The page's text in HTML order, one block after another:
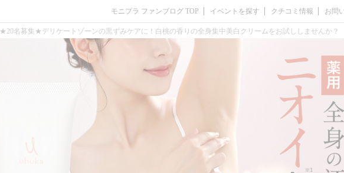
モニプラ ファンブログ TOP イベントを探す クチコミ情報 お問
★20名募集★デリケートゾーンの黒ずみケアに！白桃の香りの全身集中美白クリームをお試ししませんか？